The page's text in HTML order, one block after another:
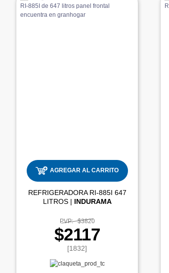
AGREGAR AL CARRITO
REFRIGERADORA RI-885I 647
LITROS | INDURAMA
PVP: $3820
$2117
[1832]